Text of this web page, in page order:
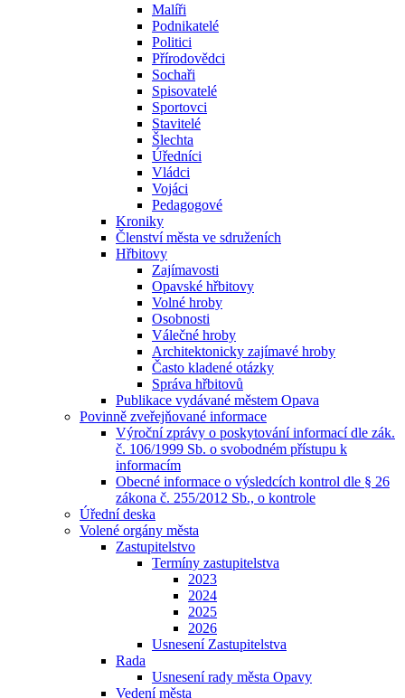
Malíři
Podnikatelé
Politici
Přírodovědci
Sochaři
Spisovatelé
Sportovci
Stavitelé
Šlechta
Úředníci
Vládci
Vojáci
Pedagogové
Kroniky
Členství města ve sdruženích
Hřbitovy
Zajímavosti
Opavské hřbitovy
Volné hroby
Osobnosti
Válečné hroby
Architektonicky zajímavé hroby
Často kladené otázky
Správa hřbitovů
Publikace vydávané městem Opava
Povinně zveřejňované informace
Výroční zprávy o poskytování informací dle zák.
č. 106/1999 Sb. o svobodném přístupu k
informacím
Obecné informace o výsledcích kontrol dle § 26
zákona č. 255/2012 Sb., o kontrole
Úřední deska
Volené orgány města
Zastupitelstvo
Termíny zastupitelstva
2023
2024
2025
2026
Usnesení Zastupitelstva
Rada
Usnesení rady města Opavy
Vedení města